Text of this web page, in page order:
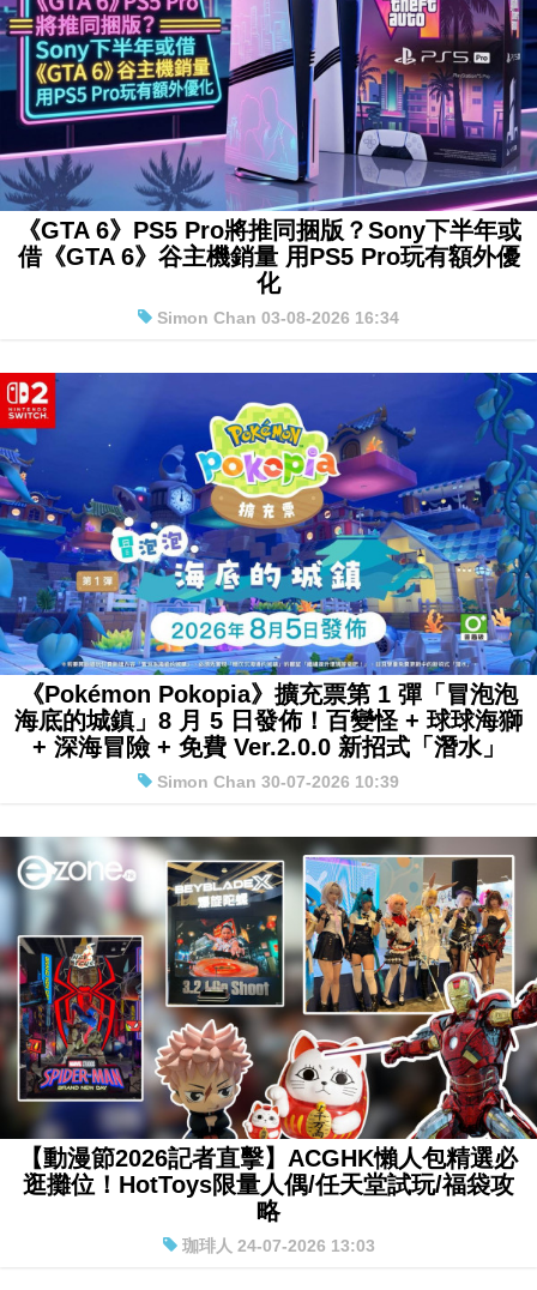
《GTA 6》PS5 Pro將推同捆版？Sony下半年或
借《GTA 6》谷主機銷量 用PS5 Pro玩有額外優
化
《Pokémon Pokopia》擴充票第 1 彈「冒泡泡
海底的城鎮」8 月 5 日發佈！百變怪 + 球球海獅
+ 深海冒險 + 免費 Ver.2.0.0 新招式「潛水」
【動漫節2026記者直擊】ACGHK懶人包精選必
逛攤位！HotToys限量人偶/任天堂試玩/福袋攻
略